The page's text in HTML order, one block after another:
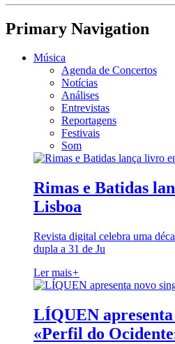
Primary Navigation
Música
Agenda de Concertos
Notícias
Análises
Entrevistas
Reportagens
Festivais
Som
Rimas e Batidas
Lisboa
Revista digital celebra uma
dupla a 31 de Ju
Ler mais+
LÍQUEN apresenta
«Perfil do